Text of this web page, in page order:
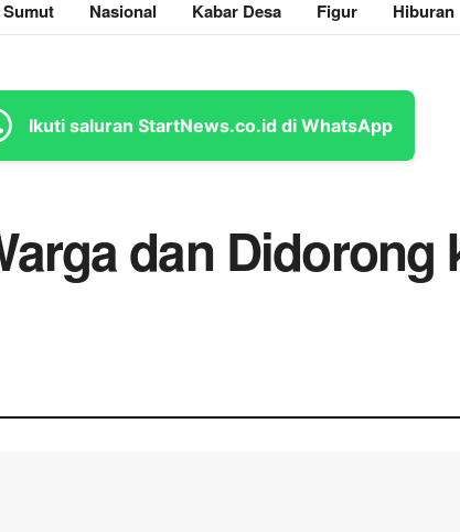
Sumut Nasional Kabar Desa Figur Hiburan
Ikuti saluran StartNews.co.id di WhatsApp
dan Didorong